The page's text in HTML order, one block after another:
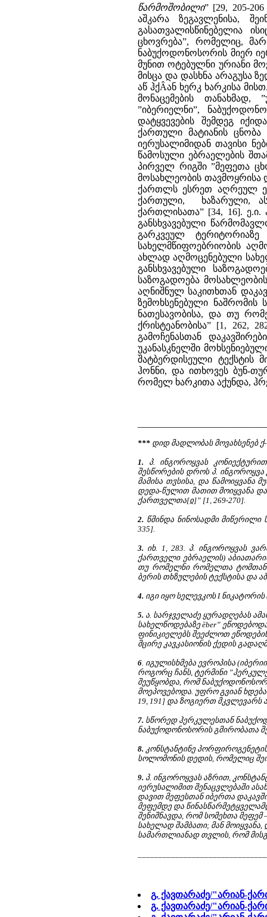
წარმოშობილი” [29, 205-
აშკარა ზეგავლენისა,
გასათვალისწინებელია
ცხოვრება”, რომელიც,
ნაბუქოდონოსორის მიერ
მუნით ოტებულნი ურიანი
მისცა და დასხნა არაგუსა
აწ ჰქÂან ხერკ ხარკისა
მონაცემების თანახმად,
”იბერიელნი”,
დატყვევების შემდეგ
ქართული მატიანის ცნობა
იერუსალიმიდან თავისი
წამოსული ებრაელების
პირველ რიგში ”მეფეთა
მოსახლეობის თავმოყრისა
ქართლს ესრეთ აღრეულ
ქართული, ხაზარული,
ქართლისათა” [34, 16].
განსხვავებული
გარკვეულ
სახელმწიფოებრიობის
ახლად აღმოცენებული
განსხვავებული
საზოგადოება
აღნიშნულ საკითხთან
ზემოხსენებული
ნათესავობისა, და თუ
ქრისტეანობისა” [1, 262,
გამოჩენასთან
უკანასკნელში
შატბერდისეული ტექსტის
ჰონნი, და ითხოვეს ბუნ-
რომელ ხარკითა აქუნდა,
*** დიდ მადლობას მოვახსენებ
1. პ. ინგოროყვას
შესწორების დროს პ. ინგოროყვა
მამისა თჳსისა, და
დედა-წულით მათით მოიყვანა
ქართველთა[ჲ]” [1, 269-270].
2. წმინდა ნინოსადმი
335].
3. იხ. 1, 283. პ. ინგოროყვას
ქართველი ებრაელის)
თუ რომელნი რომელთა ტომთანი
ბერის თხზულების ტექსტისა და
4. იგი იყო სელევკოს I ნიკატორის
5. ა. სარჯველაძე ყურადღებას
სახელწოდებაზე ēber”
ფინიკიელებს შეეძლოთ
მცირე კავკასიონის ქედის
6 . იგულისხმება ევროპისა
როგორც ჩანს, ტერმინი
შეუწყობდა, რომ
მოეპოვებოდა. უფრო გვიან ხდება
19, 191] და ზოგიერთ მკვლევარს
7. სწორედ ჰერკულესთან
ნაბუქოდონოსორის გმირობათა
8. კონსტანტინე
სოლომონის დედის, რომელიც
9. პ. ინგოროყვას აზრით,
იერუსალიმით შენაცვლებაში
დავით მეფესთან იბერთა
მეფემდე და
შენიშნავდა, რომ სომეხთა
სახელად შამბათი; მან მოიყვანა,
სამართლიანად თვლის, რომ
გ. ქავთარაძე/"არიან-
გ. ქავთარაძე/"არიან-